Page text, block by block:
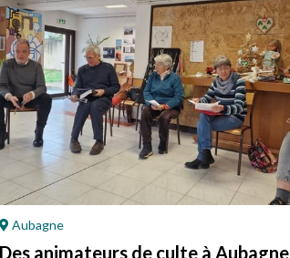
Aubagne
Des animateurs de culte à Aubagne